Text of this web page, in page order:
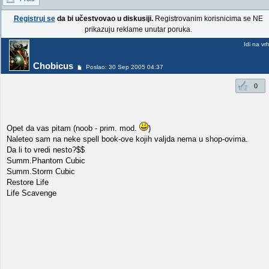
Registruj seda bi učestvovao u diskusiji.Registrovanim korisnicima se NE
prikazuju reklame unutar poruka.
Chobicus Poslao: 30 Sep 2005 04:37
Idi na vrh
0
Opet da vas pitam (noob - prim. mod.
)
Naleteo sam na neke spell book-ove kojih valjda nema u shop-ovima.
Da li to vredi nesto?$$
Summ.Phantom Cubic
Summ.Storm Cubic
Restore Life
Life Scavenge